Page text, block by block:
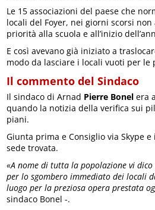
Le 15 associazioni del paese che
locali del Foyer, nei giorni scorsi
priorità alla scuola e all’inizio
E così avevano già iniziato a
modo da lasciare i locali vuoti per
Il commento del Sindaco
Il sindaco di Arnad Pierre Bonelera
quando la notizia della verifica sui
piani.
Giunta prima e Consiglio via Skype
sede trovata.
«A nome di tutta la popolazione vi
per lo sgombero immediato dei locali
luogo per la preziosa opera prestata
sindaco Bonel -.